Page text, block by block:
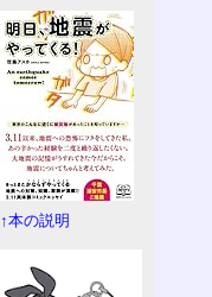
↑本の説明